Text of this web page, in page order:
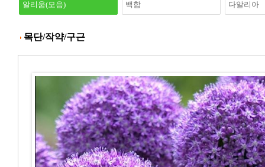
알리움(모음) 백합 다알리아
목단/작약/구근